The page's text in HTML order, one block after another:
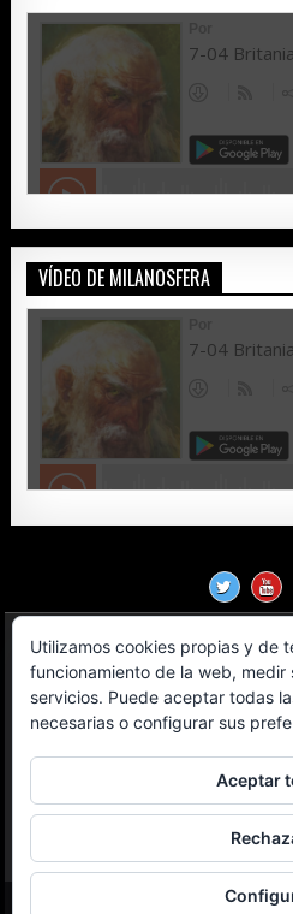
VÍDEO DE MILANOSFERA
Política de Privacidad
Aviso Legal
Contacto
OGL License
Copyright © 2026
Utilizamos cookies propias y de
funcionamiento de la web, medir
servicios. Puede aceptar todas
necesarias o configurar sus
Aceptar